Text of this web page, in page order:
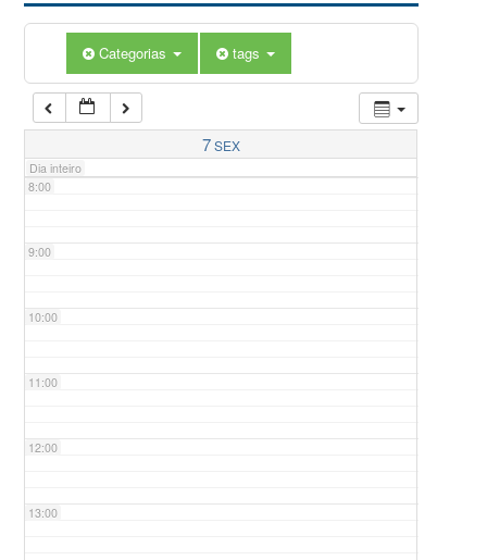
Categorias tags
7SEX
Dia inteiro
7:00
8:00
9:00
10:00
11:00
12:00
13:00